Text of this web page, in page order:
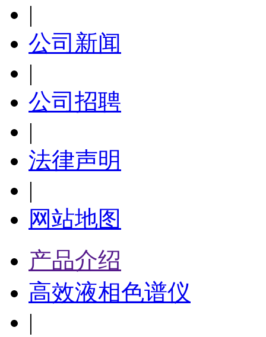
|
公司新闻
|
公司招聘
|
法律声明
|
网站地图
产品介绍
高效液相色谱仪
|